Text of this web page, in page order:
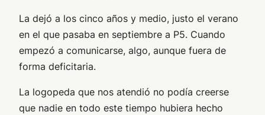
La dejó a los cinco años y medio, justo el verano
en el que pasaba en septiembre a P5. Cuando
empezó a comunicarse, algo, aunque fuera de
forma deficitaria.
La logopeda que nos atendió no podía creerse
que nadie en todo este tiempo hubiera hecho